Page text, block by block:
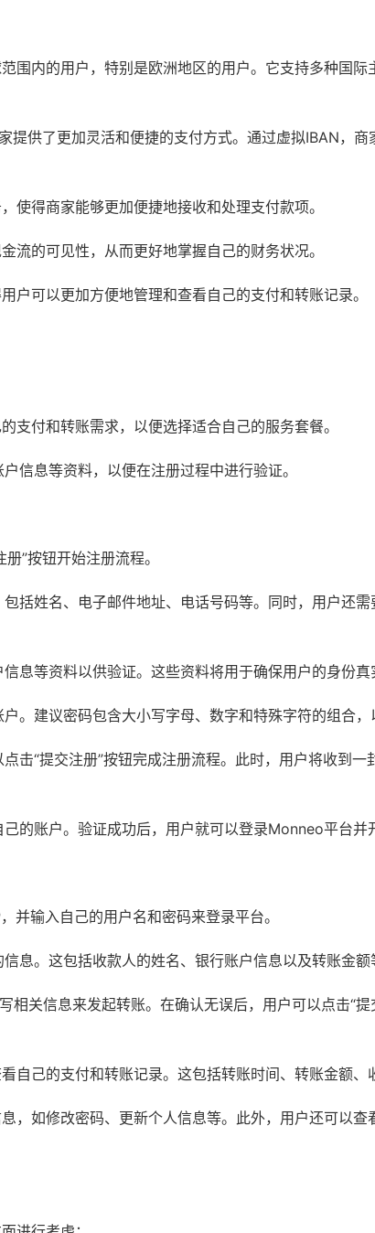
围内的用户，特别是欧洲地区的用户。它支持多种国际
提供了更加灵活和便捷的支付方式。通过虚拟IBAN，商
使得商家能够更加便捷地接收和处理支付款项。
流的可见性，从而更好地掌握自己的财务状况。
户可以更加方便地管理和查看自己的支付和转账记录。
支付和转账需求，以便选择适合自己的服务套餐。
信息等资料，以便在注册过程中进行验证。
”按钮开始注册流程。
括姓名、电子邮件地址、电话号码等。同时，用户还
息等资料以供验证。这些资料将用于确保用户的身份真
。建议密码包含大小写字母、数字和特殊字符的组合，
击“提交注册”按钮完成注册流程。此时，用户将收到一
的账户。验证成功后，用户就可以登录Monneo平台并
并输入自己的用户名和密码来登录平台。
息。这包括收款人的姓名、银行账户信息以及转账金额
相关信息来发起转账。在确认无误后，用户可以点击“
自己的支付和转账记录。这包括转账时间、转账金额、
，如修改密码、更新个人信息等。此外，用户还可以查